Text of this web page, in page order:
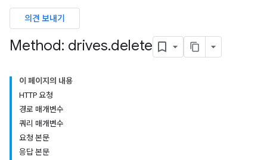
의견 보내기
Method: drives.delete
이 페이지의 내용
HTTP 요청
경로 매개변수
쿼리 매개변수
요청 본문
응답 본문